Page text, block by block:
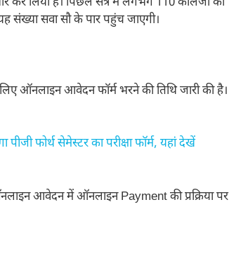
संख्या सवा सौ के पार पहुंच जाएगी।
ऑनलाइन आवेदन फॉर्म भरने की तिथि जारी की है।
फोर्थ सेमेस्टर का परीक्षा फॉर्म, यहां देखें
आवेदन में ऑनलाइन Payment की प्रक्रिया पर